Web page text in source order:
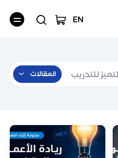
EN
المقالات